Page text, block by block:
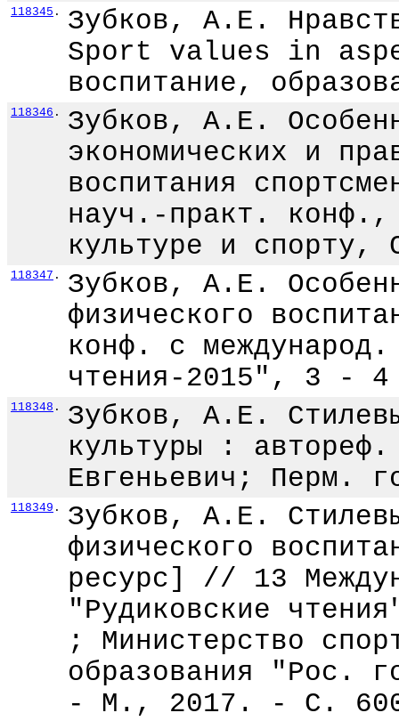
118345 .
Зубков, А.Е.
Sport values in
воспитание,
118346 .
Зубков, А.Е.
экономических и
воспитания
науч.-практ.
культуре и
118347 .
Зубков, А.Е.
физического
конф. с международ.
чтения-2015", 3 -
118348 .
Зубков, А.Е.
культуры :
Евгеньевич;
118349 .
Зубков, А.Е.
физического
ресурс] // 13
"Рудиковские
; Министерство
образования "Рос.
- М., 2017. - С.